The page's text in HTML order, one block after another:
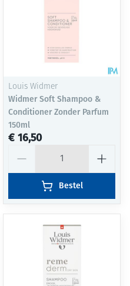
Louis Widmer
Widmer Soft Shampoo &
Conditioner Zonder Parfum
150ml
€ 16,50
Bestel